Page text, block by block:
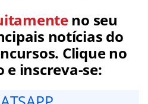
no seu
notícias do
Clique no
e inscreva-se: